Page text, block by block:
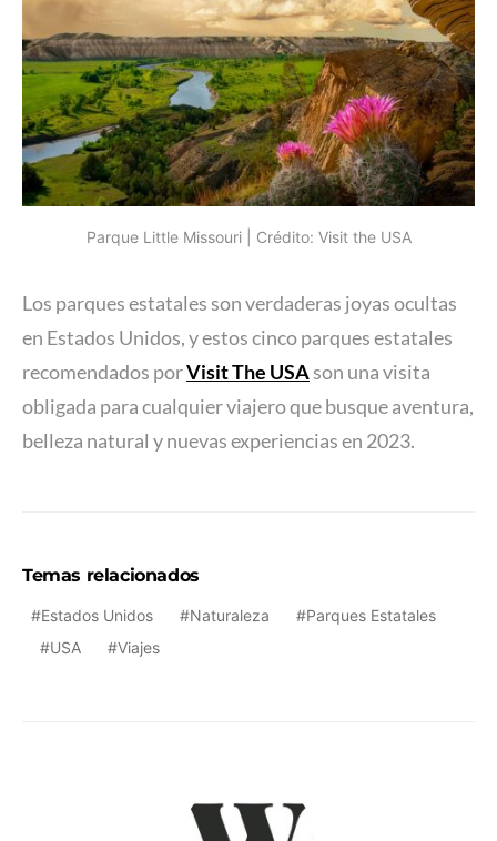
Parque Little Missouri | Crédito: Visit the USA
Los parques estatales son verdaderas joyas ocultas
en Estados Unidos, y estos cinco parques estatales
recomendados porVisit The USAson una visita
obligada para cualquier viajero que busque aventura,
belleza natural y nuevas experiencias en 2023.
Temas relacionados
Estados Unidos Naturaleza
Parques Estatales
USA
Viajes